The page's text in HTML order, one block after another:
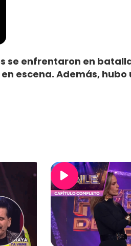
se enfrentaron en
escena. Además,